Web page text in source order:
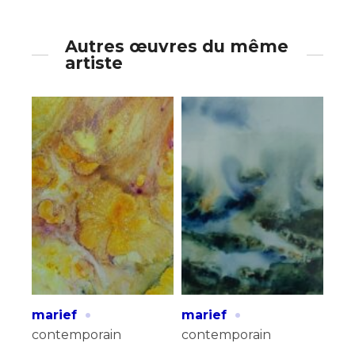
Autres œuvres du même
artiste
marief ·
contemporain
marief ·
contemporain